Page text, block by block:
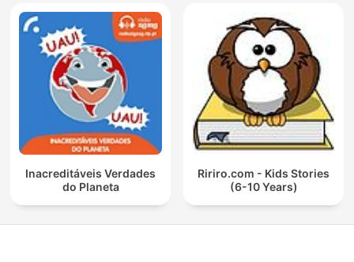
Inacreditáveis Verdades
do Planeta
Ririro.com - Kids Stories
(6-10 Years)